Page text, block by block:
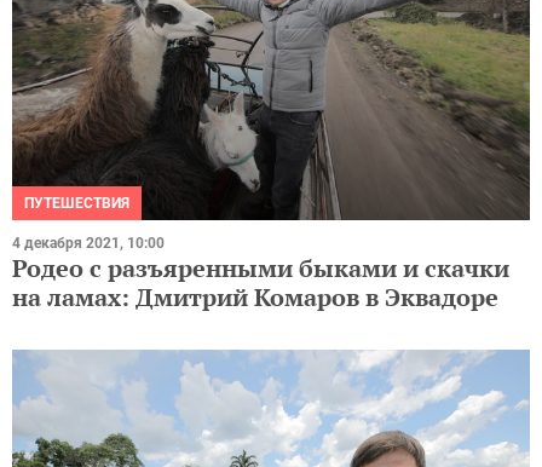
ПУТЕШЕСТВИЯ
4 декабря 2021, 10:00
Родео с разъяренными быками и скачки
на ламах: Дмитрий Комаров в Эквадоре